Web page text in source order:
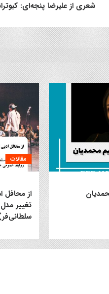
شعری از علیرضا پنجه‌ای:
مقالات
از
تغییر